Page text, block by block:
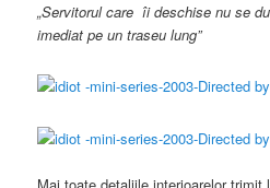
„Servitorul careîi deschise nu se
imediat pe un traseu lung”